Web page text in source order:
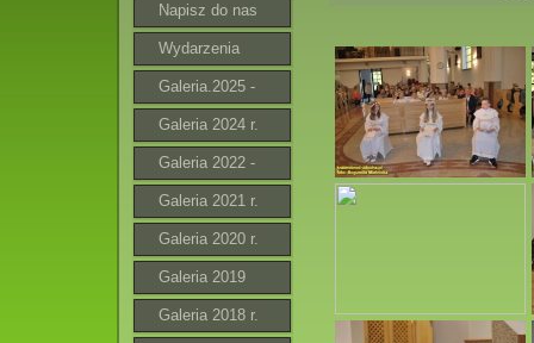
parafialne
Napisz do nas
Wydarzenia
Galeria.2025 -
2026
Galeria 2024 r.
Galeria 2022 -
2023 r.
Galeria 2021 r.
Galeria 2020 r.
Galeria 2019
Galeria 2018 r.